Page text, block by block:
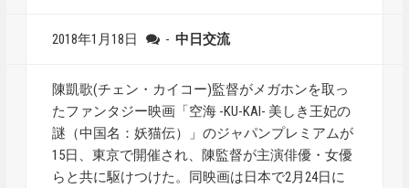
2018年1月18日 - 中日交流
陳凱歌(チェン・カイコー)監督がメガホンを取っ
たファンタジー映画「空海 -KU-KAI- 美しき王妃の
謎（中国名：妖猫伝）」のジャパンプレミアムが
15日、東京で開催され、陳監督が主演俳優・女優
らと共に駆けつけた。同映画は日本で2月24日に